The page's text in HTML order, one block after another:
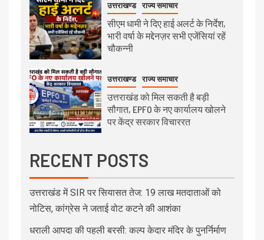
उत्तराखण्ड राज्य समाचार
सीएम धामी ने दिए हाई अलर्ट के निर्देश,
भारी वर्षा के मद्देनज़र सभी एजेंसियां रहें
चौकन्नी
उत्तराखण्ड राज्य समाचार
उत्तराखंड को मिल सकती है बड़ी
सौगात, EPFO के नए कार्यालय खोलने
पर केंद्र सरकार विचाररत
RECENT POSTS
उत्तराखंड में SIR पर सियासत तेज: 19 लाख मतदाताओं को
नोटिस, कांग्रेस ने जताई वोट कटने की आशंका
धराली आपदा की पहली बरसी: कल्प केदार मंदिर के पुनर्निर्माण